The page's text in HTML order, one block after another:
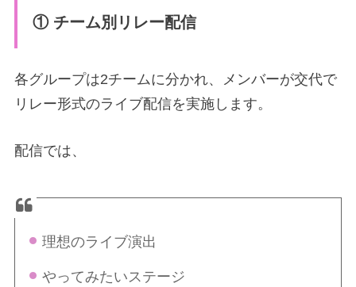
① チーム別リレー配信
各グループは2チームに分かれ、メンバーが交代で
リレー形式のライブ配信を実施します。
配信では、
理想のライブ演出
やってみたいステージ